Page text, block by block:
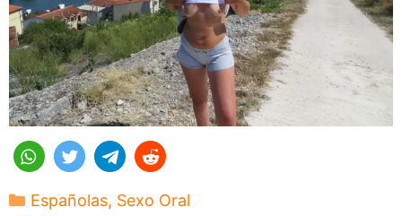
Categorías
Españolas, Sexo Oral